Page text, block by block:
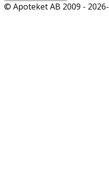
© Apoteket AB 2009 -